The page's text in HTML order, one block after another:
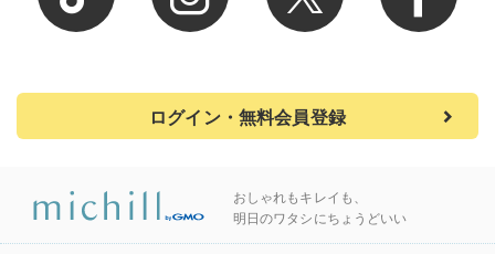
ログイン・無料会員登録
おしゃれもキレイも、
明日のワタシにちょうどいい